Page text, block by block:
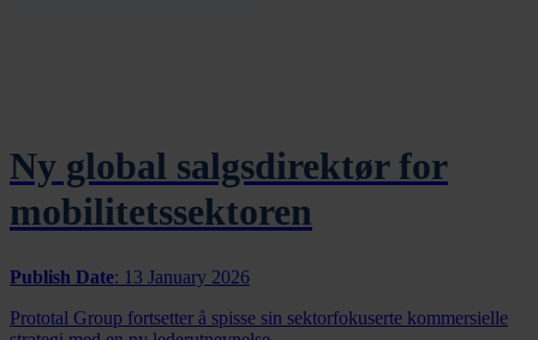
Ny global salgsdirektør for
mobilitetssektoren
Publish Date: 13 January 2026
Prototal Group fortsetter å spisse sin sektorfokuserte kommersielle